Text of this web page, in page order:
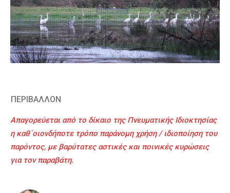
ΠΕΡΙΒΑΛΛΟΝ
Απαγορεύεται από το δίκαιο της Πνευματικής Ιδιοκτησίας
η καθ΄οιονδήποτε τρόπο παράνομη χρήση / ιδιοποίηση του
παρόντος, με βαρύτατες αστικές και ποινικές κυρώσεις
για τον παραβάτη.